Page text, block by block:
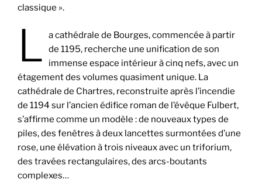
classique ».
L
a cathédrale de Bourges, commencée à partir
de 1195, recherche une unification de son
immense espace intérieur à cinq nefs, avec un
étagement des volumes quasiment unique. La
cathédrale de Chartres, reconstruite après l’incendie
de 1194 sur l’ancien édifice roman de l’évêque Fulbert,
s’affirme comme un modèle : de nouveaux types de
piles, des fenêtres à deux lancettes surmontées d’une
rose, une élévation à trois niveaux avec un triforium,
des travées rectangulaires, des arcs-boutants
complexes…